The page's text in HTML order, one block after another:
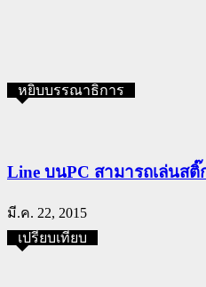
หยิบบรรณาธิการ
Line บนPC สามารถเล่นสติ๊
มี.ค. 22, 2015
เปรียบเทียบ